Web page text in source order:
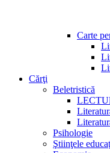
Carte
Cărţi
Beletristică
Psihologie
Ştiinţele